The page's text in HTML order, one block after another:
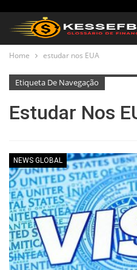
Home estudar nos EUA
Etiqueta De Navegação
Estudar Nos
NEWS GLOBAL